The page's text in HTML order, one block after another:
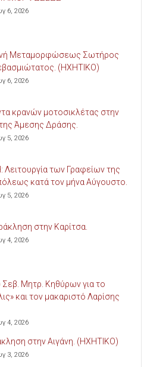
6, 2026
Μεταμορφώσεως Σωτήρος
(ΗΧΗΤΙΚΟ)
6, 2026
κρανών μοτοσικλέτας στην
Άμεσης Δράσης.
5, 2026
των Γραφείων της
κατά τον μήνα Αύγουστο.
5, 2026
στην Καρίτσα.
4, 2026
Σεβ. Μητρ. Κηθύρων για το
και τον μακαριστό Λαρίσης
4, 2026
στην Αιγάνη. (ΗΧΗΤΙΚΟ)
3, 2026